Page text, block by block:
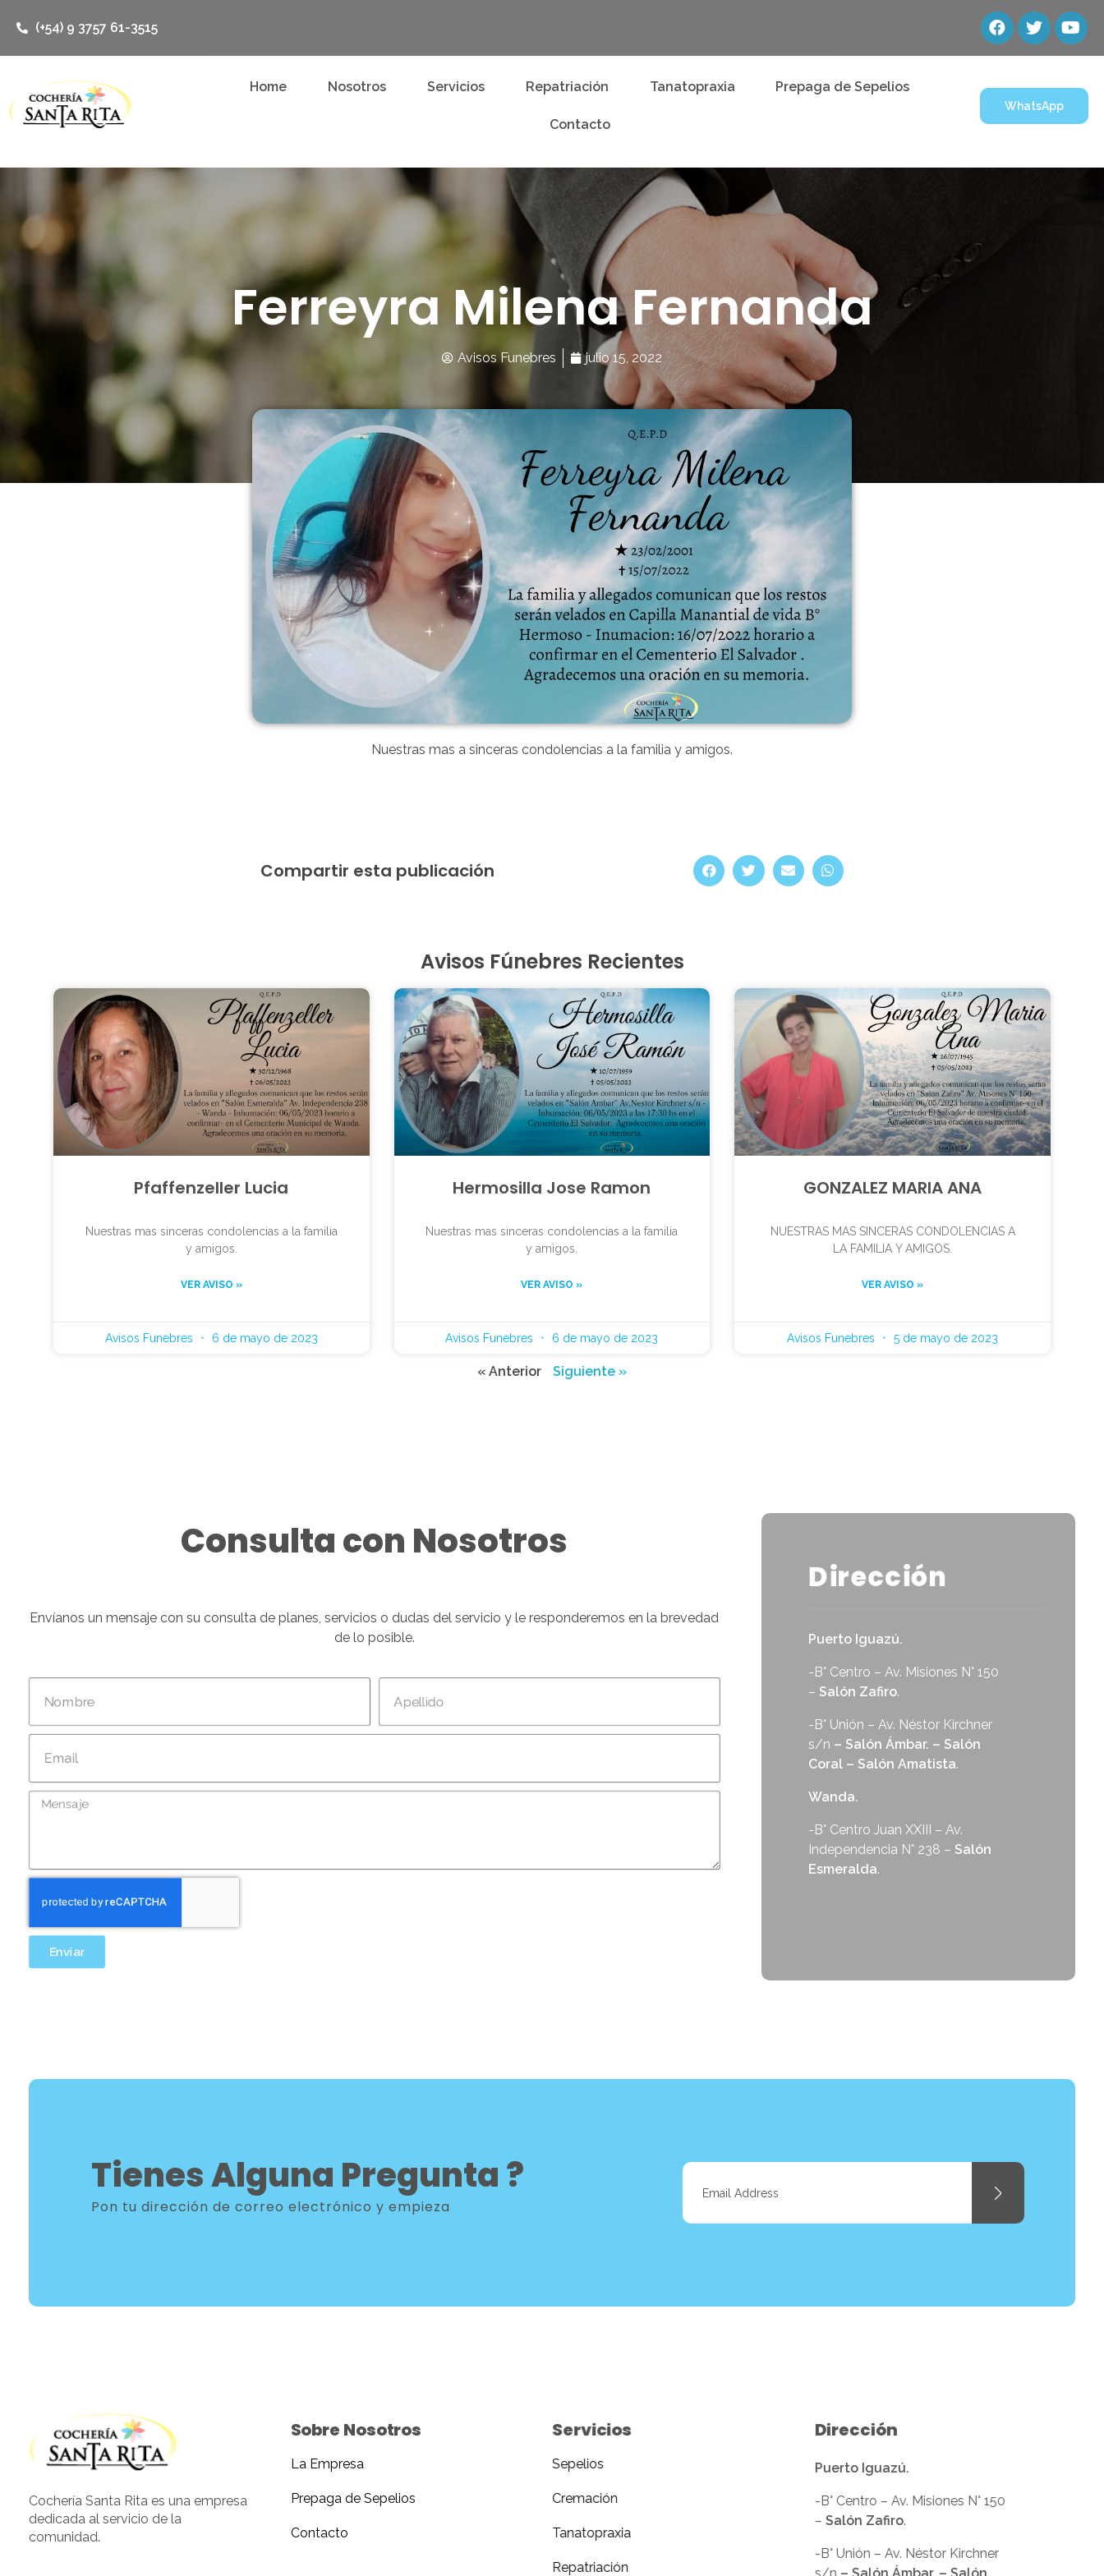
(+54) 9 3757 61-3515
Home Nosotros Servicios Repatriación Tanatopraxia Prepaga de Sepelios
Contacto
WhatsApp
Ferreyra Milena Fernanda
Avisos Funebres julio 15, 2022
Nuestras mas a sinceras condolencias a la familia y amigos.
Compartir esta publicación
Avisos Fúnebres Recientes
Pfaffenzeller Lucia
Nuestras mas sinceras condolencias a la familia
y amigos.
VER AVISO »
Avisos Funebres 6 de mayo de 2023
Hermosilla Jose Ramon
Nuestras mas sinceras condolencias a la familia
y amigos.
VER AVISO »
Avisos Funebres 6 de mayo de 2023
GONZALEZ MARIA ANA
NUESTRAS MAS SINCERAS CONDOLENCIAS A
LA FAMILIA Y AMIGOS.
VER AVISO »
Avisos Funebres 5 de mayo de 2023
« Anterior Siguiente »
Consulta con Nosotros
Envíanos un mensaje con su consulta de planes, servicios o dudas del servicio y le responderemos en la brevedad
de lo posible.
Enviar
Dirección
Puerto Iguazú.
-B° Centro – Av. Misiones N° 150
– Salón Zafiro.
-B° Unión – Av. Néstor Kirchner
s/n – Salón Ámbar. – Salón
Coral – Salón Amatista.
Wanda.
-B° Centro Juan XXIII – Av.
Independencia N° 238 – Salón
Esmeralda.
Tienes Alguna Pregunta ?
Pon tu dirección de correo electrónico y empieza
Cochería Santa Rita es una empresa
dedicada al servicio de la
comunidad.
Sobre Nosotros
La Empresa
Prepaga de Sepelios
Contacto
Servicios
Sepelios
Cremación
Tanatopraxia
Repatriación
Dirección
Puerto Iguazú.
-B° Centro – Av. Misiones N° 150
– Salón Zafiro.
-B° Unión – Av. Néstor Kirchner